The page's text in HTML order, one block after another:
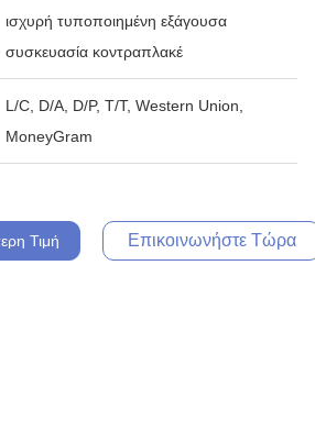
ισχυρή τυποποιημένη εξάγουσα
συσκευασία κοντραπλακέ
L/C, D/A, D/P, T/T, Western Union,
MoneyGram
Τιμή Επικοινωνήστε Τώρα